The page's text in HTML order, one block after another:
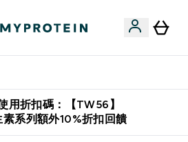
用折扣碼：【TW56】
素系列額外10%折扣回饋